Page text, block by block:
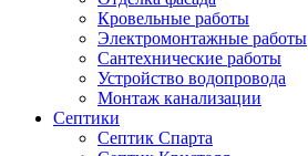
Кровельные работы
Электромонтажные работы
Сантехнические работы
Устройство водопровода
Монтаж канализации
Септики
Септик Спарта